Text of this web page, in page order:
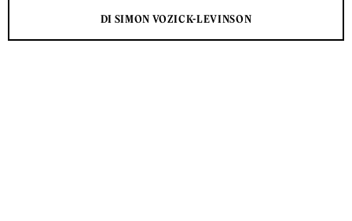
DI SIMON VOZICK-LEVINSON